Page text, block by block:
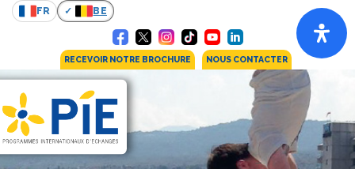
FR BE
RECEVOIR NOTRE BROCHURE NOUS CONTACTER